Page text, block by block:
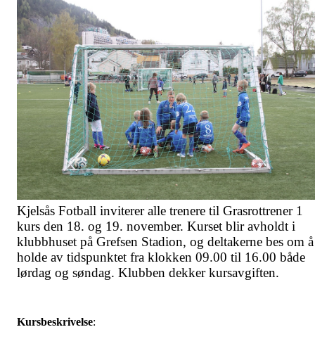
Kjelsås Fotball inviterer alle trenere til Grasrottrener 1
kurs den 18. og 19. november. Kurset blir avholdt i
klubbhuset på Grefsen Stadion, og deltakerne bes om å
holde av tidspunktet fra klokken 09.00 til 16.00 både
lørdag og søndag. Klubben dekker kursavgiften.
Kursbeskrivelse: